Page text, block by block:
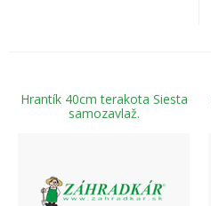
Hrantík 40cm terakota Siesta
samozavlaž.